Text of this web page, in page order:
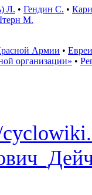
Л. • Гендин С. •
М.
Армии •
организации» •